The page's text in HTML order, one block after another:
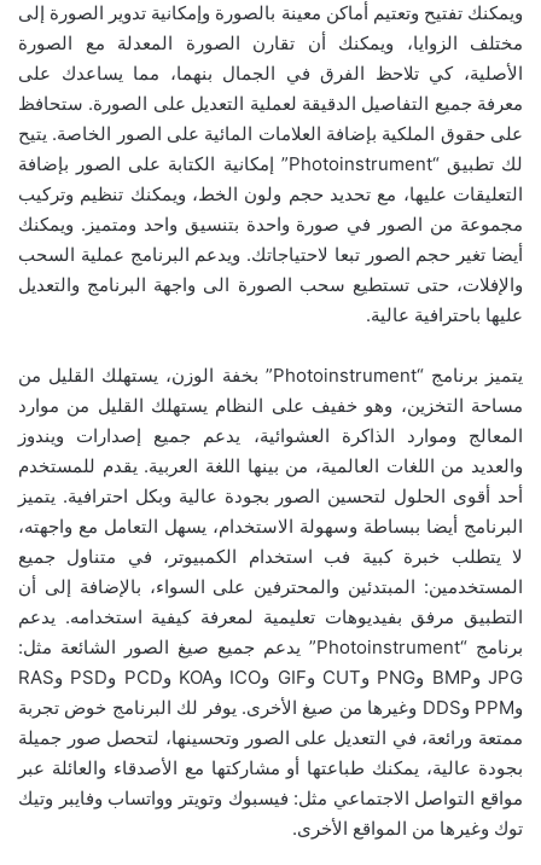
ويمكنك تفتيح وتعتيم أماكن معينة بالصورة وإمكانية تدوير الصورة إلى
مختلف الزوايا، ويمكنك أن تقارن الصورة المعدلة مع الصورة
الأصلية، كي تلاحظ الفرق في الجمال بنهما، مما يساعدك على
معرفة جميع التفاصيل الدقيقة لعملية التعديل على الصورة. ستحافظ
على حقوق الملكية بإضافة العلامات المائية على الصور الخاصة. يتيح
لك تطبيق “Photoinstrument” إمكانية الكتابة على الصور بإضافة
التعليقات عليها، مع تحديد حجم ولون الخط، ويمكنك تنظيم وتركيب
مجموعة من الصور في صورة واحدة بتنسيق واحد ومتميز. ويمكنك
أيضا تغير حجم الصور تبعا لاحتياجاتك. ويدعم البرنامج عملية السحب
والإفلات، حتى تستطيع سحب الصورة الى واجهة البرنامج والتعديل
عليها باحترافية عالية.
يتميز برنامج “Photoinstrument” بخفة الوزن، يستهلك القليل من
مساحة التخزين، وهو خفيف على النظام يستهلك القليل من موارد
المعالج وموارد الذاكرة العشوائية، يدعم جميع إصدارات ويندوز
والعديد من اللغات العالمية، من بينها اللغة العربية. يقدم للمستخدم
أحد أقوى الحلول لتحسين الصور بجودة عالية وبكل احترافية. يتميز
البرنامج أيضا ببساطة وسهولة الاستخدام، يسهل التعامل مع واجهته،
لا يتطلب خبرة كبية فب استخدام الكمبيوتر، في متناول جميع
المستخدمين: المبتدئين والمحترفين على السواء، بالإضافة إلى أن
التطبيق مرفق بفيديوهات تعليمية لمعرفة كيفية استخدامه. يدعم
برنامج “Photoinstrument” يدعم جميع صيغ الصور الشائعة مثل:
JPG وBMP وPNG وCUT وGIF وICO وKOA وPCD وPSD وRAS
وPPM وDDS وغيرها من صيغ الأخرى. يوفر لك البرنامج خوض تجربة
ممتعة ورائعة، في التعديل على الصور وتحسينها، لتحصل صور جميلة
بجودة عالية، يمكنك طباعتها أو مشاركتها مع الأصدقاء والعائلة عبر
مواقع التواصل الاجتماعي مثل: فيسبوك وتويتر وواتساب وفايبر وتيك
توك وغيرها من المواقع الأخرى.